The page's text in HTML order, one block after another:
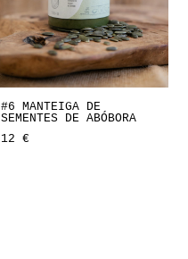
#6 MANTEIGA DE
SEMENTES DE ABÓBORA
12 €